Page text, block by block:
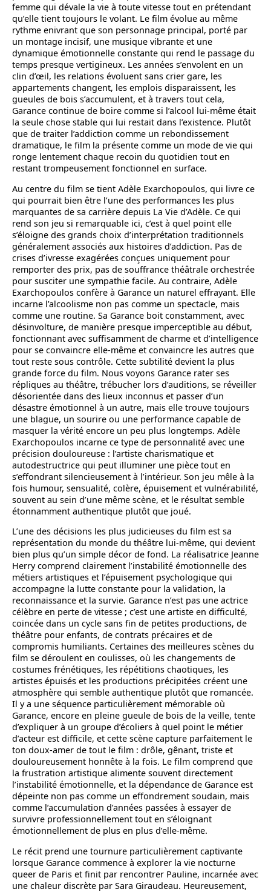
femme qui dévale la vie à toute vitesse tout en prétendant
qu’elle tient toujours le volant. Le film évolue au même
rythme enivrant que son personnage principal, porté par
un montage incisif, une musique vibrante et une
dynamique émotionnelle constante qui rend le passage du
temps presque vertigineux. Les années s’envolent en un
clin d’œil, les relations évoluent sans crier gare, les
appartements changent, les emplois disparaissent, les
gueules de bois s’accumulent, et à travers tout cela,
Garance continue de boire comme si l’alcool lui-même était
la seule chose stable qui lui restait dans l’existence. Plutôt
que de traiter l’addiction comme un rebondissement
dramatique, le film la présente comme un mode de vie qui
ronge lentement chaque recoin du quotidien tout en
restant trompeusement fonctionnel en surface.
Au centre du film se tient Adèle Exarchopoulos, qui livre ce
qui pourrait bien être l’une des performances les plus
marquantes de sa carrière depuis La Vie d’Adèle. Ce qui
rend son jeu si remarquable ici, c’est à quel point elle
s’éloigne des grands choix d’interprétation traditionnels
généralement associés aux histoires d’addiction. Pas de
crises d’ivresse exagérées conçues uniquement pour
remporter des prix, pas de souffrance théâtrale orchestrée
pour susciter une sympathie facile. Au contraire, Adèle
Exarchopoulos confère à Garance un naturel effrayant. Elle
incarne l’alcoolisme non pas comme un spectacle, mais
comme une routine. Sa Garance boit constamment, avec
désinvolture, de manière presque imperceptible au début,
fonctionnant avec suffisamment de charme et d’intelligence
pour se convaincre elle-même et convaincre les autres que
tout reste sous contrôle. Cette subtilité devient la plus
grande force du film. Nous voyons Garance rater ses
répliques au théâtre, trébucher lors d’auditions, se réveiller
désorientée dans des lieux inconnus et passer d’un
désastre émotionnel à un autre, mais elle trouve toujours
une blague, un sourire ou une performance capable de
masquer la vérité encore un peu plus longtemps. Adèle
Exarchopoulos incarne ce type de personnalité avec une
précision douloureuse : l’artiste charismatique et
autodestructrice qui peut illuminer une pièce tout en
s’effondrant silencieusement à l’intérieur. Son jeu mêle à la
fois humour, sensualité, colère, épuisement et vulnérabilité,
souvent au sein d’une même scène, et le résultat semble
étonnamment authentique plutôt que joué.
L’une des décisions les plus judicieuses du film est sa
représentation du monde du théâtre lui-même, qui devient
bien plus qu’un simple décor de fond. La réalisatrice Jeanne
Herry comprend clairement l’instabilité émotionnelle des
métiers artistiques et l’épuisement psychologique qui
accompagne la lutte constante pour la validation, la
reconnaissance et la survie. Garance n’est pas une actrice
célèbre en perte de vitesse ; c’est une artiste en difficulté,
coincée dans un cycle sans fin de petites productions, de
théâtre pour enfants, de contrats précaires et de
compromis humiliants. Certaines des meilleures scènes du
film se déroulent en coulisses, où les changements de
costumes frénétiques, les répétitions chaotiques, les
artistes épuisés et les productions précipitées créent une
atmosphère qui semble authentique plutôt que romancée.
Il y a une séquence particulièrement mémorable où
Garance, encore en pleine gueule de bois de la veille, tente
d’expliquer à un groupe d’écoliers à quel point le métier
d’acteur est difficile, et cette scène capture parfaitement le
ton doux-amer de tout le film : drôle, gênant, triste et
douloureusement honnête à la fois. Le film comprend que
la frustration artistique alimente souvent directement
l’instabilité émotionnelle, et la dépendance de Garance est
dépeinte non pas comme un effondrement soudain, mais
comme l’accumulation d’années passées à essayer de
survivre professionnellement tout en s’éloignant
émotionnellement de plus en plus d’elle-même.
Le récit prend une tournure particulièrement captivante
lorsque Garance commence à explorer la vie nocturne
queer de Paris et finit par rencontrer Pauline, incarnée avec
une chaleur discrète par Sara Giraudeau. Heureusement,